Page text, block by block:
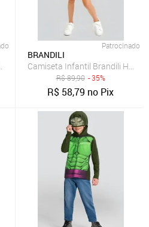
Cerejas Rosa
Patrocinado
BRANDILI
Camiseta Infantil Brandili Hello
R$89,90 - 35%
R$ 58,79 no Pix